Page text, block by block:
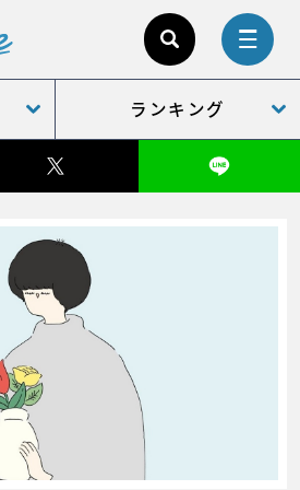
ランキング